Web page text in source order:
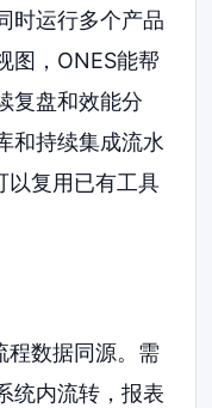
时运行多个产品
图，ONES能帮
复盘和效能分
和持续集成流水
以复用已有工具
程数据同源。需
统内流转，报表